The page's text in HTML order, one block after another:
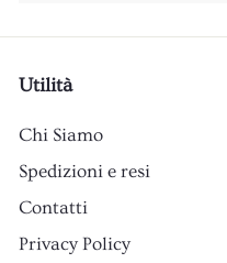
Utilità
Chi Siamo
Spedizioni e resi
Contatti
Privacy Policy